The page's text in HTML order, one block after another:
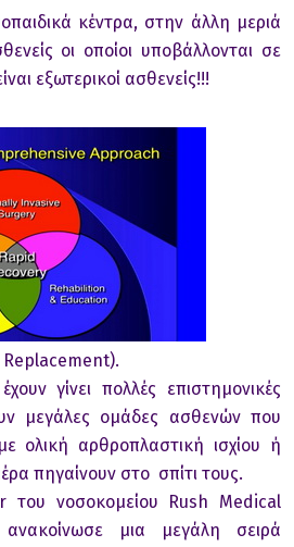
κέντρα, στην άλλη μεριά
οι οποίοι υποβάλλονται σε
εξωτερικοί ασθενείς!!!
γίνει πολλές επιστημονικές
μεγάλες ομάδες ασθενών που
ολική αρθροπλαστική ισχίου ή
πηγαίνουν στο σπίτι τους.
νοσοκομείου Rush Medical
μια μεγάλη σειρά